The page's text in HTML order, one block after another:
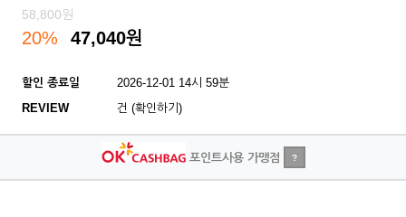
58,800원
20% 47,040원
할인 종료일
2026-12-01 14시 59분
REVIEW
건 (확인하기)
포인트사용 가맹점 ?